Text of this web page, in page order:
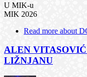
U MIK-u
MIK 2026
Read more about
ALEN
LIŽNJANU